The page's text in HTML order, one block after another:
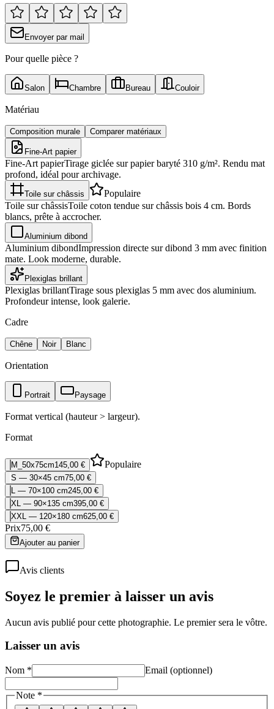
Envoyer par mail
Pour quelle pièce ?
Salon Chambre Bureau Couloir
Matériau
Composition murale Comparer matériaux
Fine-Art papier
Fine-Art papierTirage giclée sur papier baryté 310 g/m². Rendu mat
profond, idéal pour archivage.
Toile sur châssis
Populaire
Toile sur châssisToile coton tendue sur châssis bois 4 cm. Bords
blancs, prête à accrocher.
Aluminium dibond
Aluminium dibondImpression directe sur dibond 3 mm avec finition
mate. Look moderne, durable.
Plexiglas brillant
Plexiglas brillantTirage sous plexiglas 5 mm avec dos aluminium.
Profondeur intense, look galerie.
Cadre
Chêne Noir Blanc
Orientation
Portrait Paysage
Format vertical (hauteur > largeur).
Format
M_50x75cm145,00 € Populaire
S — 30×45 cm75,00 €
L — 70×100 cm245,00 €
XL — 90×135 cm395,00 €
XXL — 120×180 cm625,00 €
Prix75,00 €
Ajouter au panier
Avis clients
Soyez le premier à laisser un avis
Aucun avis publié pour cette photographie. Le premier sera le vôtre.
Laisser un avis
Nom * Email (optionnel)
Note *